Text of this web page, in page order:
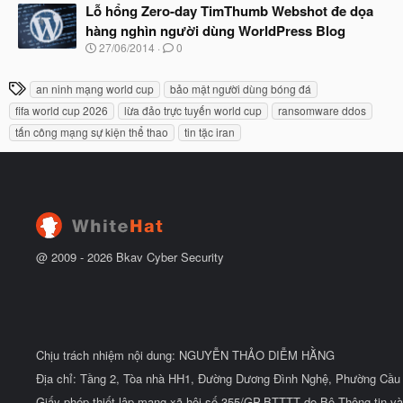
t
đ
ầ
u
y
ắ
t
ầ
u
Lỗ hổng Zero-day TimThumb Webshot đe dọa
hàng nghìn người dùng WorldPress Blog
N
y
b
ắ
t
27/06/2014 0
T
h
ẻ
an ninh mạng world cup
bảo mật người dùng bóng đá
fifa world cup 2026
lừa đảo trực tuyến world cup
ransomware ddos
tấn công mạng sự kiện thể thao
tin tặc iran
@ 2009 - 2026 Bkav Cyber Security
Chịu trách nhiệm nội dung: NGUYỄN THẢO DIỄM HẰNG
Địa chỉ: Tầng 2, Tòa nhà HH1, Đường Dương Đình Nghệ, Phường